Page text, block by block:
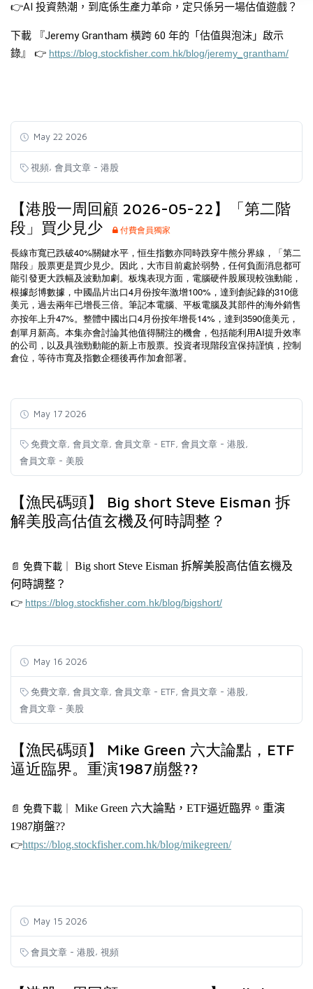
👉AI 投資熱潮，到底係生產力革命，定只係另一場估值遊戲？
下載 『Jeremy Grantham 橫跨 60 年的「估值與泡沫」啟示
錄』 👉 https://blog.stockfisher.com.hk/blog/jeremy_grantham/
May 22 2026
視頻, 會員文章 - 港股
【港股一周回顧 2026-05-22】「第二階
段」買少見少
付費會員獨家
長線市寬已跌破40%關鍵水平，恒生指數亦同時跌穿牛熊分界線，
「第二
階段」股票更是買少見少。因此，大市目前處於弱勢，任何負面消息都可
能引發更大跌幅及波動加劇。板塊表現方面，電腦硬件股展現較強動能，
根據彭博數據，中國晶片出口4 月份按年激增100% ，達到創紀錄的310億
美元，過去兩年已增長三倍。筆記本電腦、平板電腦及其部件的海外銷售
亦按年上升47% 。整體中國出口4 月份按年增長14% ，達到3590億美元，
創單月新高。本集亦會討論其他值得關注的機會，包括能利用AI提升效率
的公司，以及具強勁動能的新上市股票。投資者現階段宜保持謹慎，控制
倉位，等待市寬及指數企穩後再作加倉部署。
May 17 2026
免費文章 會員文章 會員文章 - ETF 會員文章 - 港股
會員文章 - 美股
【漁民碼頭】 Big short Steve Eisman 拆
解美股高估值玄機及何時調整？
📄 免費下載 Big short Steve Eisman 拆解美股高估值玄機及
何時調整？
👉 https://blog.stockfisher.com.hk/blog/bigshort/
May 16 2026
免費文章 會員文章 會員文章 - ETF 會員文章 - 港股
會員文章 - 美股
【漁民碼頭】 Mike Green 六大論點，ETF
逼近臨界。重演1987崩盤??
📄 免費下載 Mike Green 六大論點，ETF逼近臨界。重演
1987崩盤??
👉https://blog.stockfisher.com.hk/blog/mikegreen/
May 15 2026
會員文章 - 港股, 視頻